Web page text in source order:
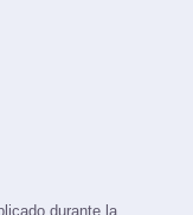
durante la